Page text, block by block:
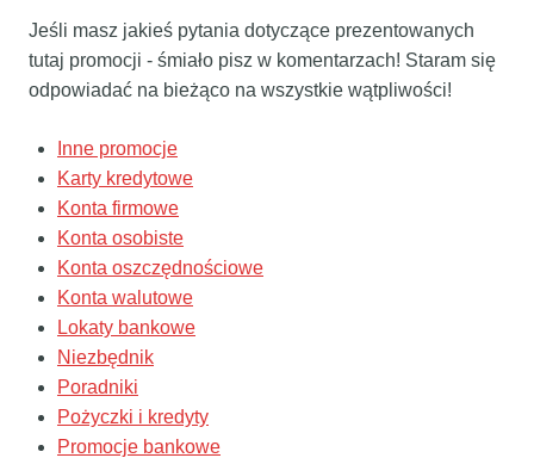
Jeśli masz jakieś pytania dotyczące prezentowanych
tutaj promocji - śmiało pisz w komentarzach! Staram się
odpowiadać na bieżąco na wszystkie wątpliwości!
Inne promocje
Karty kredytowe
Konta firmowe
Konta osobiste
Konta oszczędnościowe
Konta walutowe
Lokaty bankowe
Niezbędnik
Poradniki
Pożyczki i kredyty
Promocje bankowe